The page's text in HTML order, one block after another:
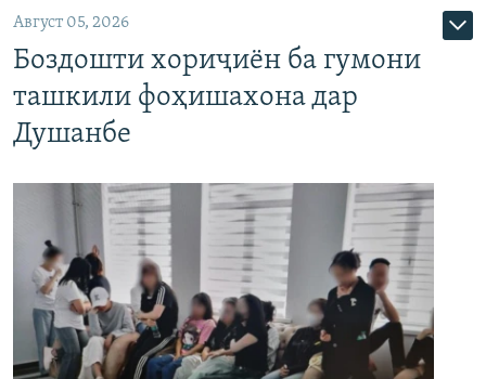
Август 05, 2026
Боздошти хориҷиён ба гумони
ташкили фоҳишахона дар
Душанбе